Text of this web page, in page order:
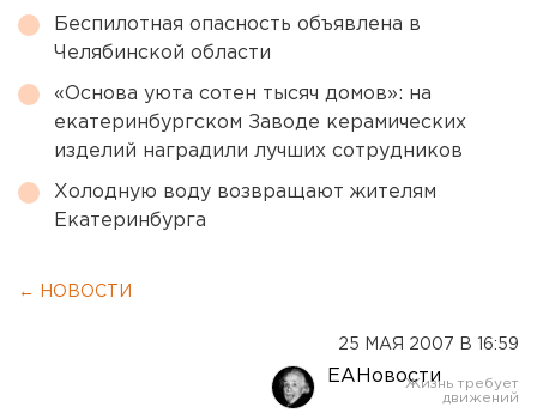
Беспилотная опасность объявлена в
Челябинской области
«Основа уюта сотен тысяч домов»: на
екатеринбургском Заводе керамических
изделий наградили лучших сотрудников
Холодную воду возвращают жителям
Екатеринбурга
← НОВОСТИ
25 МАЯ 2007 В 16:59
ЕАНовости